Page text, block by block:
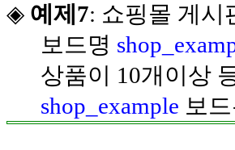
◈ 예제7: 쇼핑몰 게시
보드명
상품이 10개이상
shop_example 보